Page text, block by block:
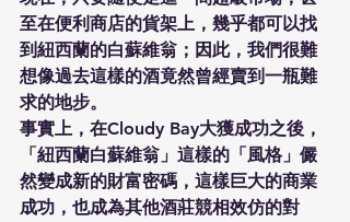
至在便利商店的貨架上，幾乎都可以找
到紐西蘭的白蘇維翁；因此，我們很難
想像過去這樣的酒竟然曾經賣到一瓶難
求的地步。
事實上，在Cloudy Bay大獲成功之後，
「紐西蘭白蘇維翁」這樣的「風格」儼
然變成新的財富密碼，這樣巨大的商業
成功，也成為其他酒莊競相效仿的對